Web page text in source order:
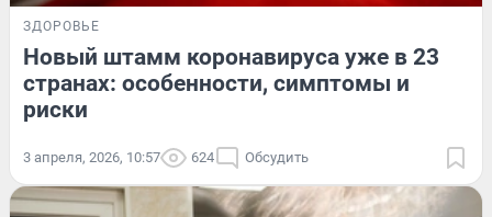
ЗДОРОВЬЕ
Новый штамм коронавируса уже в 23
странах: особенности, симптомы и
риски
3 апреля, 2026, 10:57 624 Обсудить